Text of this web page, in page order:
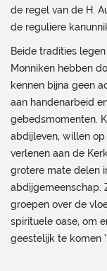
de regel van de H.
de reguliere
Beide tradities
Monniken hebben
kennen bijna geen
aan handenarbeid
gebedsmomenten.
abdijleven, willen
verlenen aan de
grotere mate delen
abdijgemeenschap.
groepen over de
spirituele oase, om
geestelijk te komen